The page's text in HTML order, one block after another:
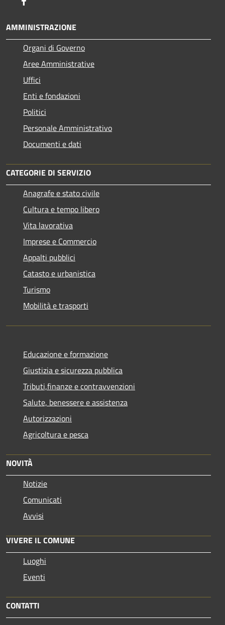
AMMINISTRAZIONE
Organi di Governo
Aree Amministrative
Uffici
Enti e fondazioni
Politici
Personale Amministrativo
Documenti e dati
CATEGORIE DI SERVIZIO
Anagrafe e stato civile
Cultura e tempo libero
Vita lavorativa
Imprese e Commercio
Appalti pubblici
Catasto e urbanistica
Turismo
Mobilità e trasporti
Educazione e formazione
Giustizia e sicurezza pubblica
Tributi,finanze e contravvenzioni
Salute, benessere e assistenza
Autorizzazioni
Agricoltura e pesca
NOVITÀ
Notizie
Comunicati
Avvisi
VIVERE IL COMUNE
Luoghi
Eventi
CONTATTI